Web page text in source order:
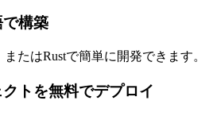
構築
またはRustで簡単に開発できます。
トを無料でデプロイ